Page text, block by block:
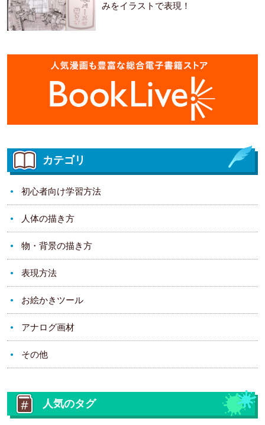
みをイラストで表現！
カテゴリ
初心者向け学習方法
人体の描き方
物・背景の描き方
表現方法
お絵かきツール
アナログ画材
その他
人気のタグ